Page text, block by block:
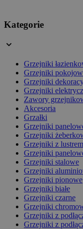
Kategorie
Grzejniki
Grzejniki
Grzejniki
Grzejniki
Zawory
Akcesoria
Grzałki
Grzejniki
Grzejniki
Grzejniki z lustrem
Grzejniki
Grzejniki stalowe
Grzejniki
Grzejniki pionowe
Grzejniki białe
Grzejniki czarne
Grzejniki
Grzejniki z
Grzejniki z